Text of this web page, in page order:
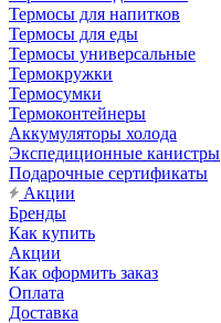
Термосы для напитков
Термосы для еды
Термосы универсальные
Термокружки
Термосумки
Термоконтейнеры
Аккумуляторы холода
Экспедиционные канистры
Подарочные сертификаты
Акции
Бренды
Как купить
Акции
Как оформить заказ
Оплата
Доставка